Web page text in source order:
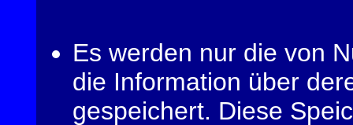
Es werden nur die von
die Information über
gespeichert. Diese